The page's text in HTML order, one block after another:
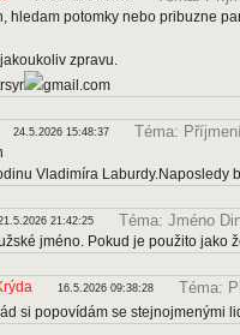
hledam potomky nebo pribuzne
zpravu.
gmail.com
24.5.2026 15:48:37 Téma:
Vladimíra Laburdy.Naposledy
21:42:25 Téma: Jméno
jméno. Pokud je použito jako
16.5.2026 09:38:28 Téma:
si popovídám se stejnojmenými